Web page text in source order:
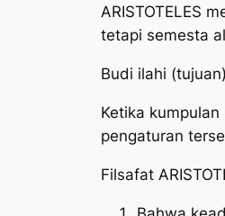
ARISTOTELES
tetapi semesta
Budi ilahi
Ketika
pengaturan
Filsafat